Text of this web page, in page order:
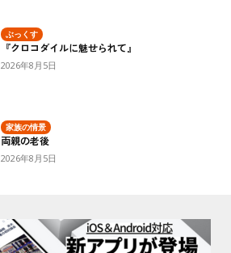
ぶっくす
『クロコダイルに魅せられて』
2026年8月5日
家族の情景
両親の老後
2026年8月5日